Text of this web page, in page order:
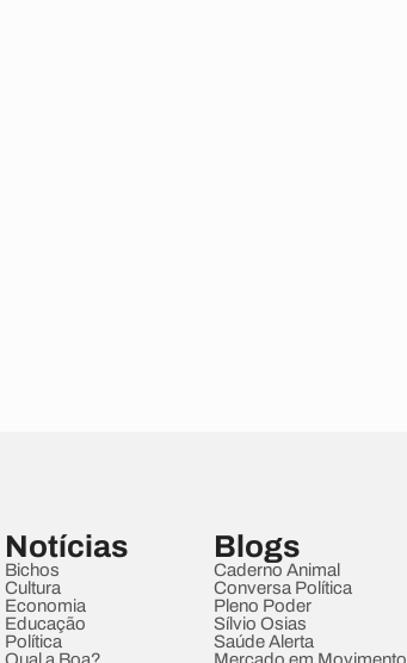
Notícias
Bichos
Cultura
Economia
Educação
Política
Blogs
Caderno Animal
Conversa Política
Pleno Poder
Sílvio Osias
Saúde Alerta